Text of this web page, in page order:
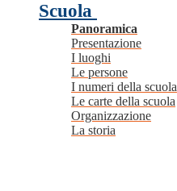
Scuola
Panoramica
Presentazione
I luoghi
Le persone
I numeri della scuola
Le carte della scuola
Organizzazione
La storia